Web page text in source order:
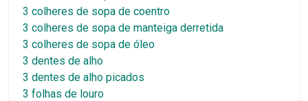
3 colheres de sopa de coentro
3 colheres de sopa de manteiga derretida
3 colheres de sopa de óleo
3 dentes de alho
3 dentes de alho picados
3 folhas de louro